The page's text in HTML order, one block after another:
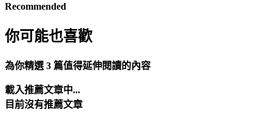
Recommended
你可能也喜歡
為你精選 3 篇值得延伸閱讀的內容
載入推薦文章中...
目前沒有推薦文章